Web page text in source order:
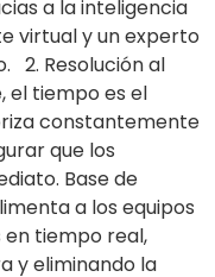
a la inteligencia
virtual y un experto
2. Resolución al
el tiempo es el
constantemente
que los
Base de
a los equipos
en tiempo real,
y eliminando la